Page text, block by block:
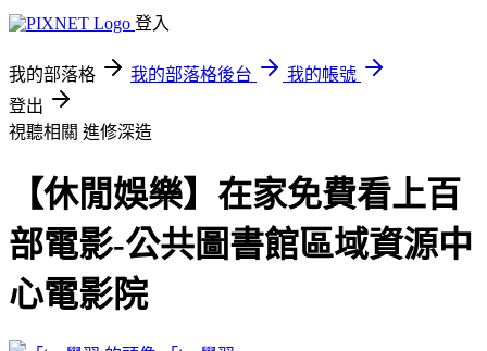
登入
我的部落格 我的部落格後台
我的帳號
登出
視聽相關 進修深造
【休閒娛樂】在家免費看上百
部電影-公共圖書館區域資源中
心電影院